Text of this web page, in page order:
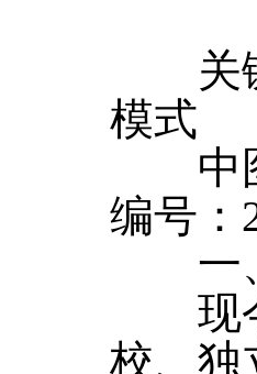
关键
模式
中图
编号：
一、
现今
校、独